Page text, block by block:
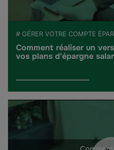
# GÉRER VOTRE COMPTE
Comment réaliser un
vos plans d'épargne